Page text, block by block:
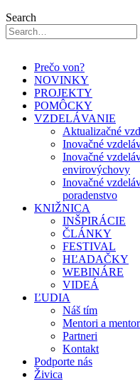
Search
Prečo von?
NOVINKY
PROJEKTY
POMÔCKY
VZDELÁVANIE
Aktualizačné
Inovačné
Inovačné
envirovýchovy
Inovačné
poradenstvo
KNIŽNICA
INŠPIRÁCIE
ČLÁNKY
FESTIVAL
HĽADAČKY
WEBINÁRE
VIDEÁ
ĽUDIA
Náš tím
Mentori a
Partneri
Kontakt
Podporte nás
Živica